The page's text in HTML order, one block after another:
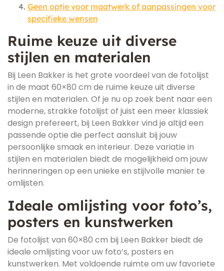
Geen optie voor maatwerk of aanpassingen voor
specifieke wensen
Ruime keuze uit diverse
stijlen en materialen
Bij Leen Bakker is het grote voordeel van de fotolijst
in de maat 60×80 cm de ruime keuze uit diverse
stijlen en materialen. Of je nu op zoek bent naar een
moderne, strakke fotolijst of juist een meer klassiek
design prefereert, bij Leen Bakker vind je altijd een
passende optie die perfect aansluit bij jouw
persoonlijke smaak en interieur. Deze variatie in
stijlen en materialen biedt de mogelijkheid om jouw
herinneringen op een unieke en stijlvolle manier te
omlijsten.
Ideale omlijsting voor foto’s,
posters en kunstwerken
De fotolijst van 60×80 cm bij Leen Bakker biedt de
ideale omlijsting voor uw foto’s, posters en
kunstwerken. Met voldoende ruimte om uw favoriete